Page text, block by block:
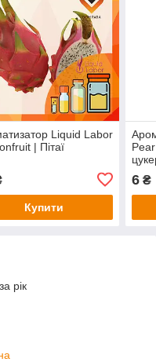
Liquid Labor
| Пітаї
Купити
6 ₴
рік